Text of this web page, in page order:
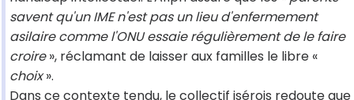
savent qu'un IME n'est pas un lieu d'enfermement
asilaire comme l'ONU essaie régulièrement de le faire
croire», réclamant de laisser aux familles le libre «
choix».
Dans ce contexte tendu, le collectif isérois redoute que